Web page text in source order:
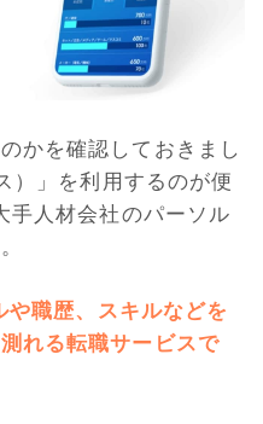
かを確認しておきまし
）」を利用するのが便
手人材会社のパーソル
や職歴、スキルなどを
れる転職サービスで